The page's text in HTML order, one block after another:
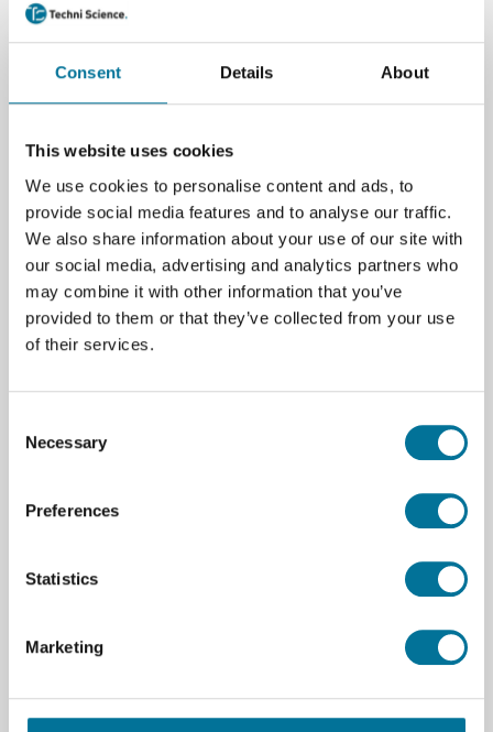
Consent Details About
This website uses cookies
We use cookies to personalise content and ads, to
provide social media features and to analyse our traffic.
We also share information about your use of our site with
our social media, advertising and analytics partners who
may combine it with other information that you’ve
provided to them or that they’ve collected from your use
of their services.
Selection
Necessary
Preferences
Statistics
Marketing
Seite drucken
Beschreibung
35 Experimente für Graphical Analysis 4, Logger Pro
3, LabQuest App en EasyData in gedruckter Form.
Downloads
sample_chem-a-07-acid_base_titration.pdf
Verwandte Produkte